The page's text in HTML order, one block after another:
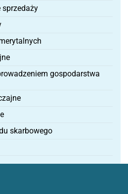
sprzedaży
gospodarstwa
skarbowego